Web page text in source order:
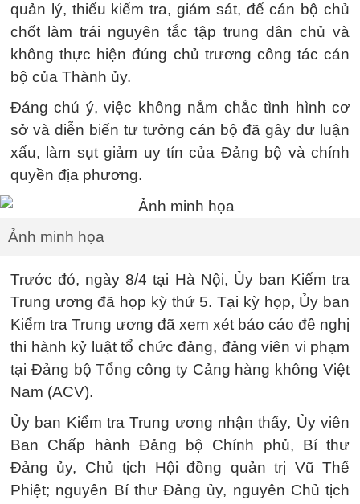
quản lý, thiếu kiểm tra, giám sát, để cán bộ chủ
chốt làm trái nguyên tắc tập trung dân chủ và
không thực hiện đúng chủ trương công tác cán
bộ của Thành ủy.
Đáng chú ý, việc không nắm chắc tình hình cơ
sở và diễn biến tư tưởng cán bộ đã gây dư luận
xấu, làm sụt giảm uy tín của Đảng bộ và chính
quyền địa phương.
Ảnh minh họa
Trước đó, ngày 8/4 tại Hà Nội, Ủy ban Kiểm tra
Trung ương đã họp kỳ thứ 5. Tại kỳ họp, Ủy ban
Kiểm tra Trung ương đã xem xét báo cáo đề nghị
thi hành kỷ luật tổ chức đảng, đảng viên vi phạm
tại Đảng bộ Tổng công ty Cảng hàng không Việt
Nam (ACV).
Ủy ban Kiểm tra Trung ương nhận thấy, Ủy viên
Ban Chấp hành Đảng bộ Chính phủ, Bí thư
Đảng ủy, Chủ tịch Hội đồng quản trị Vũ Thế
Phiệt; nguyên Bí thư Đảng ủy, nguyên Chủ tịch